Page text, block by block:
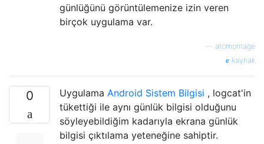
günlüğünü görüntülemenize izin veren
birçok uygulama var.
atomontage
kaynak
0 Uygulama Android Sistem Bilgisi , logcat'in
tükettiği ile aynı günlük bilgisi olduğunu
söyleyebildiğim kadarıyla ekrana günlük
bilgisi çıktılama yeteneğine sahiptir.